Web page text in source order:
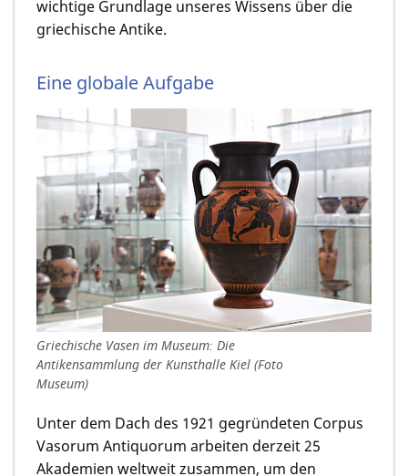
wichtige Grundlage unseres Wissens über die
griechische Antike.
Eine globale Aufgabe
Griechische Vasen im Museum: Die
Antikensammlung der Kunsthalle Kiel (Foto
Museum)
Unter dem Dach des 1921 gegründeten Corpus
Vasorum Antiquorum arbeiten derzeit 25
Akademien weltweit zusammen, um den